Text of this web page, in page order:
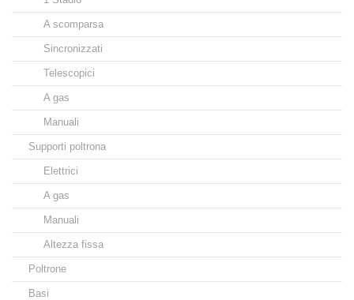
A scomparsa
Sincronizzati
Telescopici
A gas
Manuali
Supporti poltrona
Elettrici
A gas
Manuali
Altezza fissa
Poltrone
Basi